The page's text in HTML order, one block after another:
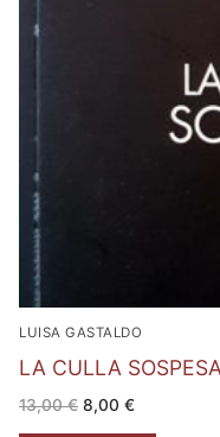
LUISA GASTALDO
LA CULLA
13,00€ Il
prezzo
8,00 €Il